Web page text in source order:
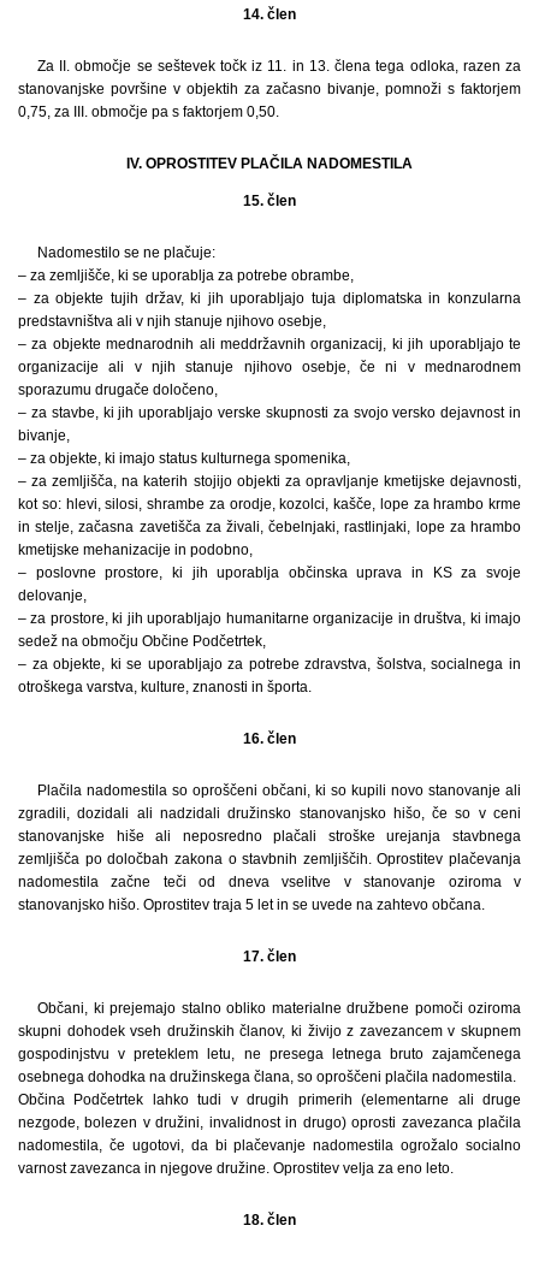
14. člen
Za II. območje se seštevek točk iz 11. in 13. člena tega odloka, razen za
stanovanjske površine v objektih za začasno bivanje, pomnoži s faktorjem
0,75, za III. območje pa s faktorjem 0,50.
IV. OPROSTITEV PLAČILA NADOMESTILA
15. člen
Nadomestilo se ne plačuje:
– za zemljišče, ki se uporablja za potrebe obrambe,
– za objekte tujih držav, ki jih uporabljajo tuja diplomatska in konzularna
predstavništva ali v njih stanuje njihovo osebje,
– za objekte mednarodnih ali meddržavnih organizacij, ki jih uporabljajo te
organizacije ali v njih stanuje njihovo osebje, če ni v mednarodnem
sporazumu drugače določeno,
– za stavbe, ki jih uporabljajo verske skupnosti za svojo versko dejavnost in
bivanje,
– za objekte, ki imajo status kulturnega spomenika,
– za zemljišča, na katerih stojijo objekti za opravljanje kmetijske dejavnosti,
kot so: hlevi, silosi, shrambe za orodje, kozolci, kašče, lope za hrambo krme
in stelje, začasna zavetišča za živali, čebelnjaki, rastlinjaki, lope za hrambo
kmetijske mehanizacije in podobno,
– poslovne prostore, ki jih uporablja občinska uprava in KS za svoje
delovanje,
– za prostore, ki jih uporabljajo humanitarne organizacije in društva, ki imajo
sedež na območju Občine Podčetrtek,
– za objekte, ki se uporabljajo za potrebe zdravstva, šolstva, socialnega in
otroškega varstva, kulture, znanosti in športa.
16. člen
Plačila nadomestila so oproščeni občani, ki so kupili novo stanovanje ali
zgradili, dozidali ali nadzidali družinsko stanovanjsko hišo, če so v ceni
stanovanjske hiše ali neposredno plačali stroške urejanja stavbnega
zemljišča po določbah zakona o stavbnih zemljiščih. Oprostitev plačevanja
nadomestila začne teči od dneva vselitve v stanovanje oziroma v
stanovanjsko hišo. Oprostitev traja 5 let in se uvede na zahtevo občana.
17. člen
Občani, ki prejemajo stalno obliko materialne družbene pomoči oziroma
skupni dohodek vseh družinskih članov, ki živijo z zavezancem v skupnem
gospodinjstvu v preteklem letu, ne presega letnega bruto zajamčenega
osebnega dohodka na družinskega člana, so oproščeni plačila nadomestila.
Občina Podčetrtek lahko tudi v drugih primerih (elementarne ali druge
nezgode, bolezen v družini, invalidnost in drugo) oprosti zavezanca plačila
nadomestila, če ugotovi, da bi plačevanje nadomestila ogrožalo socialno
varnost zavezanca in njegove družine. Oprostitev velja za eno leto.
18. člen